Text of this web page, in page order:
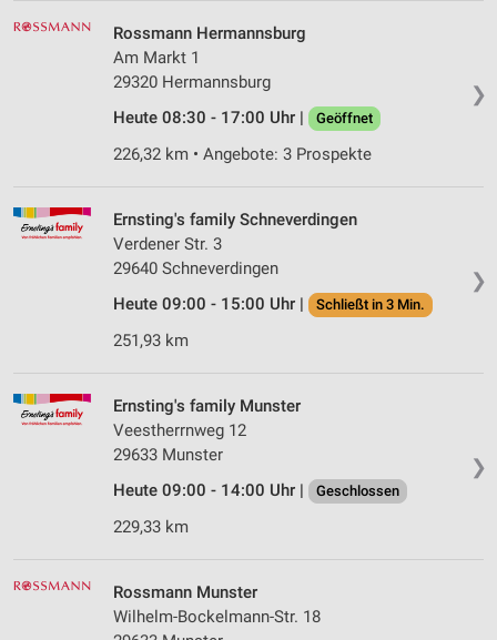
❯
Rossmann Hermannsburg
Am Markt 1
29320 Hermannsburg
Heute 08:30 - 17:00 Uhr |
Geöffnet
226,32 km • Angebote: 3 Prospekte
❯
Ernsting's family Schneverdingen
Verdener Str. 3
29640 Schneverdingen
Heute 09:00 - 15:00 Uhr |
Schließt in 3 Min.
251,93 km
❯
Ernsting's family Munster
Veestherrnweg 12
29633 Munster
Heute 09:00 - 14:00 Uhr |
Geschlossen
229,33 km
Rossmann Munster
Wilhelm-Bockelmann-Str. 18
IAB-Verarbeitungszwecke:
Speichern von oder Zugriff auf Informationen
auf einem Endgerät
Verwendung reduzierter Daten zur Auswahl von
Werbung
Verwendung von Profilen zur Auswahl
personalisierter Werbung
Erstellung von Profilen zur Personalisierung
von Inhalten
personalisierter Inhalte
Messung der Werbeleistung
Messung der Performance von Inhalten
Analyse von Zielgruppen durch Statistiken oder
Entwicklung und Verbesserung der Angebote